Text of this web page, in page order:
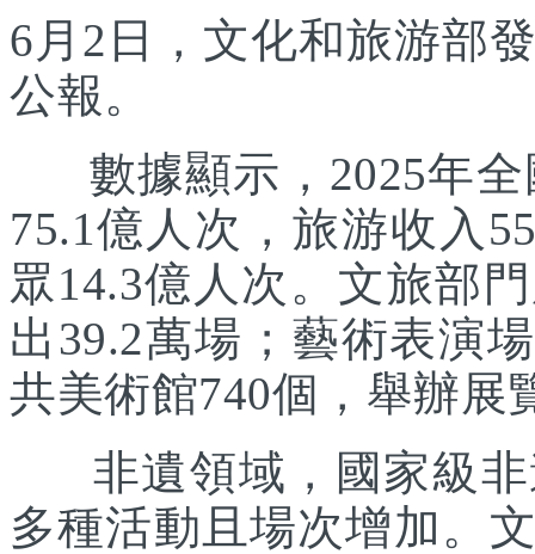
6月2日，文化和旅游部
公報。
數據顯示，2025年全
75.1億人次，旅游收入
眾14.3億人次。文旅部
出39.2萬場；藝術表演
共美術館740個，舉辦展
非遺領域，國家級非
多種活動且場次增加。